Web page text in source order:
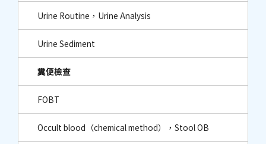
Urine Routine，Urine Analysis
Urine Sediment
糞便檢查
FOBT
Occult blood（chemical method），Stool OB